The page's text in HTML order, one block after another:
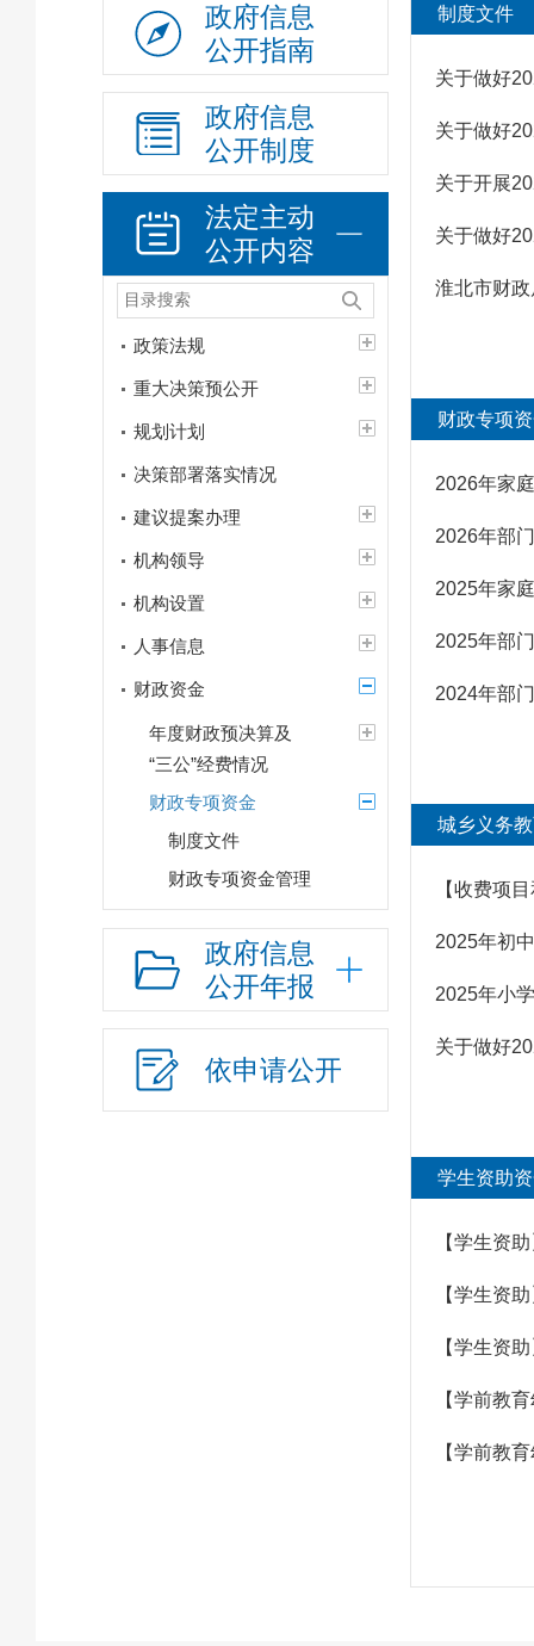
政府信息
公开指南
政府信息
公开制度
法定主动
公开内容
政策法规
重大决策预公开
规划计划
决策部署落实情况
建议提案办理
机构领导
机构设置
人事信息
财政资金
年度财政预决算及
“三公”经费情况
财政专项资金
制度文件
财政专项资金管理
和使用情况
城乡义务教育经费
管理和使用情况
政策与标准
分配结果
学生资助资金管理
政府信息
公开年报
依申请公开
制度文件
关于做好
关于做好
关于开展
关于做好
淮北市财
财政专项
2026年家
2026年部
2025年家
2025年部
2024年部
城乡义务
【收费项
2025年初
2025年小
关于做好
学生资助
【学生资
【学生资
【学生资
【学前教
【学前教